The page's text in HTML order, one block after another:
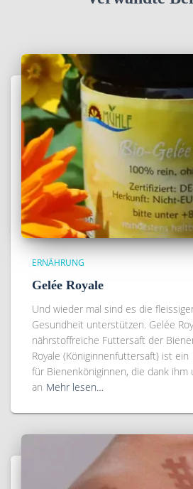
ERNÄHRUNG
Gelée Royale
Und wieder mal sind es die
Gesundheit unterstützen. Gelée
nährstoffreiche Futtersaft der
Royale (Königinnenfuttersaft) ist
für Bienenköniginnen, die dank ihm
an Mehr lesen…